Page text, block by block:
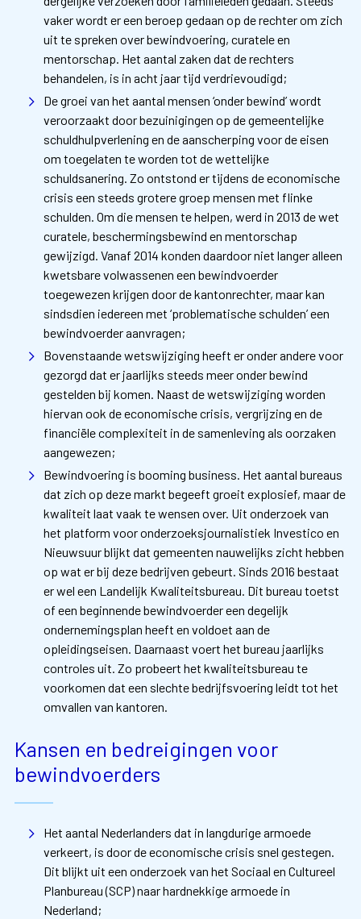
vaker wordt er een beroep gedaan op de rechter om zich
uit te spreken over bewindvoering, curatele en
mentorschap. Het aantal zaken dat de rechters
behandelen, is in acht jaar tijd verdrievoudigd;
De groei van het aantal mensen ‘onder bewind’ wordt
veroorzaakt door bezuinigingen op de gemeentelijke
schuldhulpverlening en de aanscherping voor de eisen
om toegelaten te worden tot de wettelijke
schuldsanering. Zo ontstond er tijdens de economische
crisis een steeds grotere groep mensen met flinke
schulden. Om die mensen te helpen, werd in 2013 de wet
curatele, beschermingsbewind en mentorschap
gewijzigd. Vanaf 2014 konden daardoor niet langer alleen
kwetsbare volwassenen een bewindvoerder
toegewezen krijgen door de kantonrechter, maar kan
sindsdien iedereen met ‘problematische schulden’ een
bewindvoerder aanvragen;
Bovenstaande wetswijziging heeft er onder andere voor
gezorgd dat er jaarlijks steeds meer onder bewind
gestelden bij komen. Naast de wetswijziging worden
hiervan ook de economische crisis, vergrijzing en de
financiële complexiteit in de samenleving als oorzaken
aangewezen;
Bewindvoering is booming business. Het aantal bureaus
dat zich op deze markt begeeft groeit explosief, maar de
kwaliteit laat vaak te wensen over. Uit onderzoek van
het platform voor onderzoeksjournalistiek Investico en
Nieuwsuur blijkt dat gemeenten nauwelijks zicht hebben
op wat er bij deze bedrijven gebeurt. Sinds 2016 bestaat
er wel een Landelijk Kwaliteitsbureau. Dit bureau toetst
of een beginnende bewindvoerder een degelijk
ondernemingsplan heeft en voldoet aan de
opleidingseisen. Daarnaast voert het bureau jaarlijks
controles uit. Zo probeert het kwaliteitsbureau te
voorkomen dat een slechte bedrijfsvoering leidt tot het
omvallen van kantoren.
Kansen en bedreigingen voor
bewindvoerders
Het aantal Nederlanders dat in langdurige armoede
verkeert, is door de economische crisis snel gestegen.
Dit blijkt uit een onderzoek van het Sociaal en Cultureel
Planbureau (SCP) naar hardnekkige armoede in
Nederland;